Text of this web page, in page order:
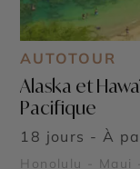
AUTOTOUR
Alaska et
Pacifique
18 jours - À
Honolulu - Maui